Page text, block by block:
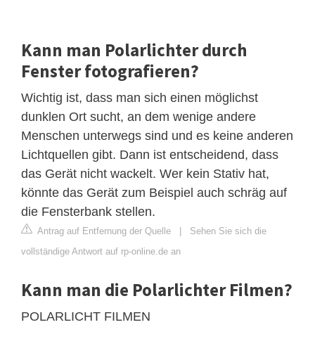
Kann man Polarlichter durch
Fenster fotografieren?
Wichtig ist, dass man sich einen möglichst
dunklen Ort sucht, an dem wenige andere
Menschen unterwegs sind und es keine anderen
Lichtquellen gibt. Dann ist entscheidend, dass
das Gerät nicht wackelt. Wer kein Stativ hat,
könnte das Gerät zum Beispiel auch schräg auf
die Fensterbank stellen.
Antrag auf Entfernung der Quelle | Sehen Sie sich die
vollständige Antwort auf rp-online.de an
Kann man die Polarlichter Filmen?
POLARLICHT FILMEN